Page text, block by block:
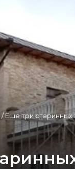
/Еще три старинных